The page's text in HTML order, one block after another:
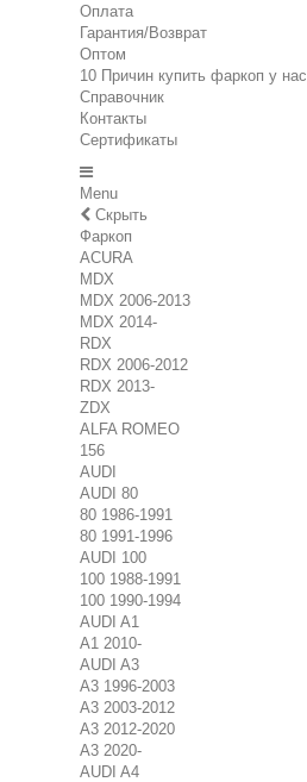
Оплата
Гарантия/Возврат
Оптом
10 Причин купить фаркоп у нас
Справочник
Контакты
Сертификаты
Menu
Скрыть
Фаркоп
ACURA
MDX
MDX 2006-2013
MDX 2014-
RDX
RDX 2006-2012
RDX 2013-
ZDX
ALFA ROMEO
156
AUDI
AUDI 80
80 1986-1991
80 1991-1996
AUDI 100
100 1988-1991
100 1990-1994
AUDI A1
A1 2010-
AUDI A3
A3 1996-2003
A3 2003-2012
A3 2012-2020
A3 2020-
AUDI A4